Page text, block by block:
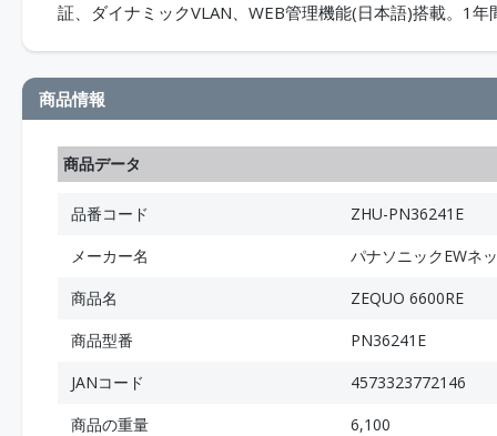
証、ダイナミックVLAN、WEB管理機能(日本語)搭載。1年
商品情報
商品データ
品番コード
ZHU-PN36241E
メーカー名
パナソニックEWネ
商品名
ZEQUO 6600RE
商品型番
PN36241E
JANコード
4573323772146
商品の重量
6,100